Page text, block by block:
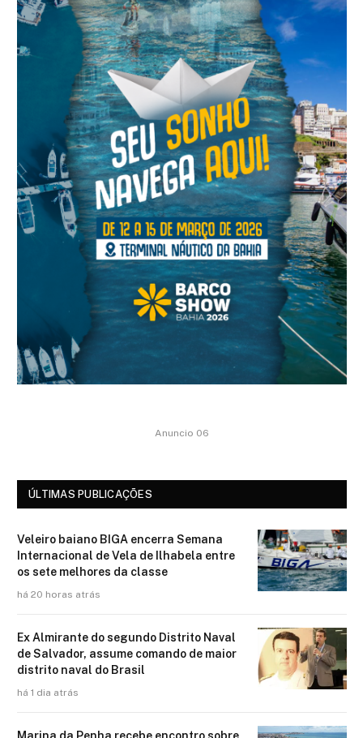
Anuncio 06
ÚLTIMAS PUBLICAÇÕES
Veleiro baiano BIGA encerra Semana
Internacional de Vela de Ilhabela entre
os sete melhores da classe
há 20 horas atrás
Ex Almirante do segundo Distrito Naval
de Salvador, assume comando de maior
distrito naval do Brasil
há 1 dia atrás
Marina da Penha recebe encontro sobre